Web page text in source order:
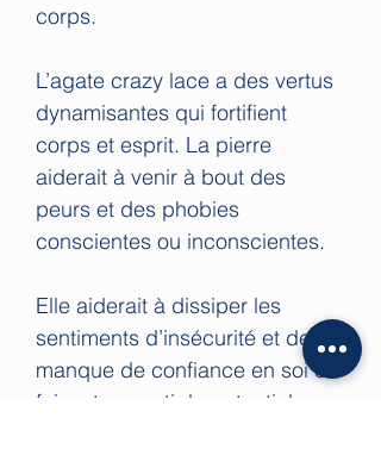
corps.
L’agate crazy lace a des vertus
dynamisantes qui fortifient
corps et esprit. La pierre
aiderait à venir à bout des
peurs et des phobies
conscientes ou inconscientes.
Elle aiderait à dissiper les
sentiments d’insécurité et de
manque de confiance en soi en
faisant ressortir le potentiel